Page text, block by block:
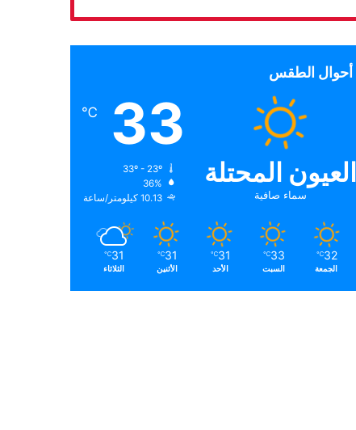
أحوال الطقس
العيون المحتلة
سماء صافية
33
℃
36%
10.13 كيلومتر/ساعة
32
℃
الجمعة
33
℃
السبت
31
℃
الأحد
31
℃
الأثنين
31
℃
الثلاثاء